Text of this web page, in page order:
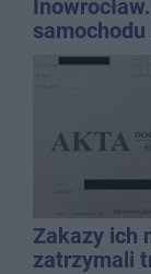
Zakazy ich
zatrzymali